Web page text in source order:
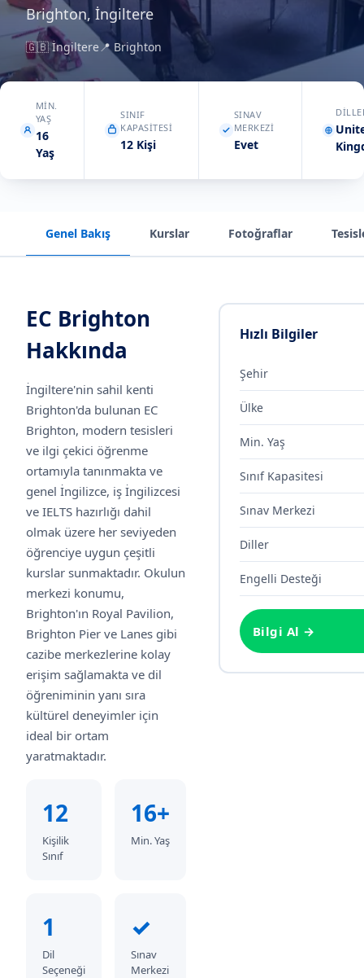
Brighton, İngiltere
🇬🇧 İngiltere📍 Brighton
MIN.
YAŞ
16
Yaş
SINIF
KAPASITESI
12 Kişi
SINAV
MERKEZI
Evet
Genel Bakış Kurslar Fotoğraflar
EC Brighton
Hakkında
İngiltere'nin sahil kenti
Brighton'da bulunan EC
Brighton, modern tesisleri
ve ilgi çekici öğrenme
ortamıyla tanınmakta ve
genel İngilizce, iş İngilizcesi
ve IELTS hazırlığı dahil
olmak üzere her seviyeden
öğrenciye uygun çeşitli
kurslar sunmaktadır. Okulun
merkezi konumu,
Brighton'ın Royal Pavilion,
Brighton Pier ve Lanes gibi
cazibe merkezlerine kolay
erişim sağlamakta ve dil
öğreniminin yanı sıra
kültürel deneyimler için
ideal bir ortam
yaratmaktadır.
12
Kişilik
Sınıf
16+
Min. Yaş
1
Dil
Seçeneği
✓
Sınav
Merkezi
Hızlı Bilgiler
Şehir
Ülke
Min. Yaş
Sınıf Kapasitesi
Sınav Merkezi
Diller
Engelli Desteği
Bilgi Al →